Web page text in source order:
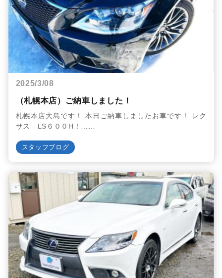
2025/3/08
（札幌本店）ご納車しました！
札幌本店大島です！ 本日ご納車しましたお車です！ レク
サス LS６００H！……
スタッフブログ